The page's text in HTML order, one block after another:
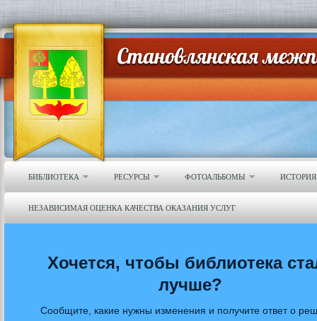
БИБЛИОТЕКА РЕСУРСЫ ФОТОАЛЬБОМЫ
НЕЗАВИСИМАЯ ОЦЕНКА КАЧЕСТВА ОКАЗАНИЯ УСЛУГ
Хочется, чтобы библиотека
лучше?
Сообщите, какие нужны изменения и получите ответ о